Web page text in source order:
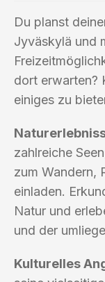
Du planst
Jyväskylä und
dort erwarten?
einiges zu
zahlreiche
zum Wandern,
einladen.
Natur und
und der
Kulturelles